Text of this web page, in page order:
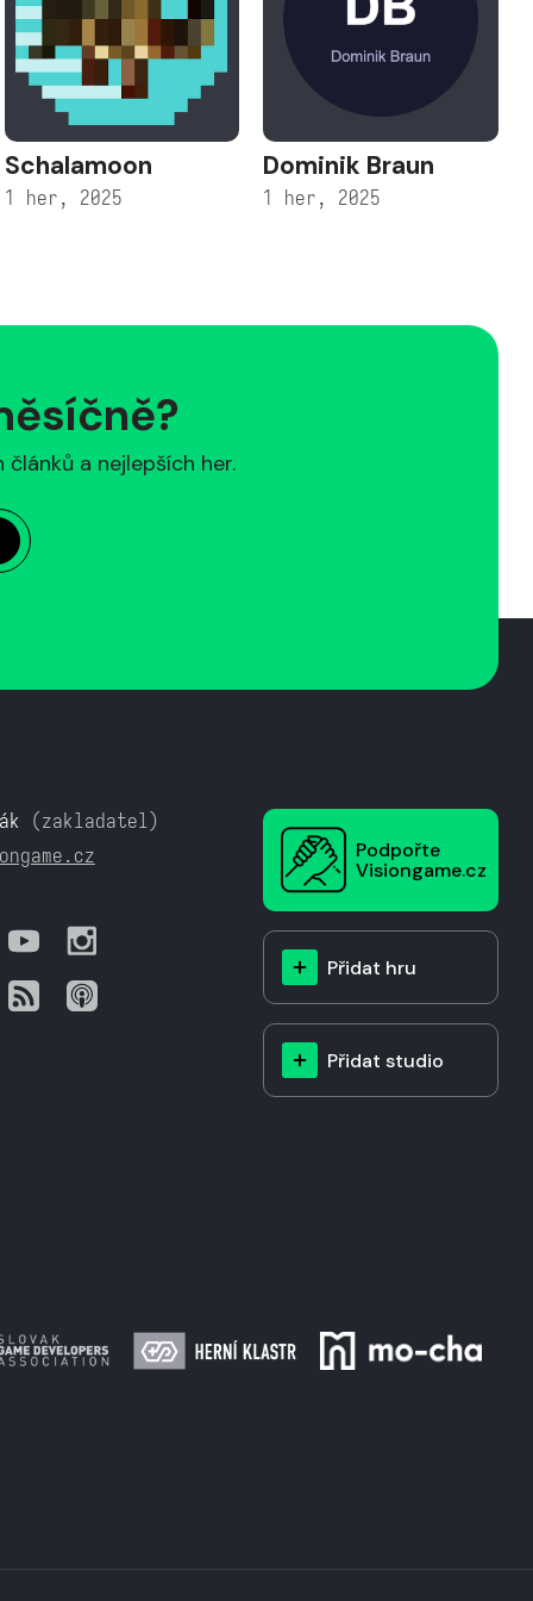
Schalamoon
1 her, 2025
Dominik Braun
1 her, 2025
a nejlepších her.
(zakladatel)
Podpořte
Visiongame.cz
Přidat hru
Přidat studio